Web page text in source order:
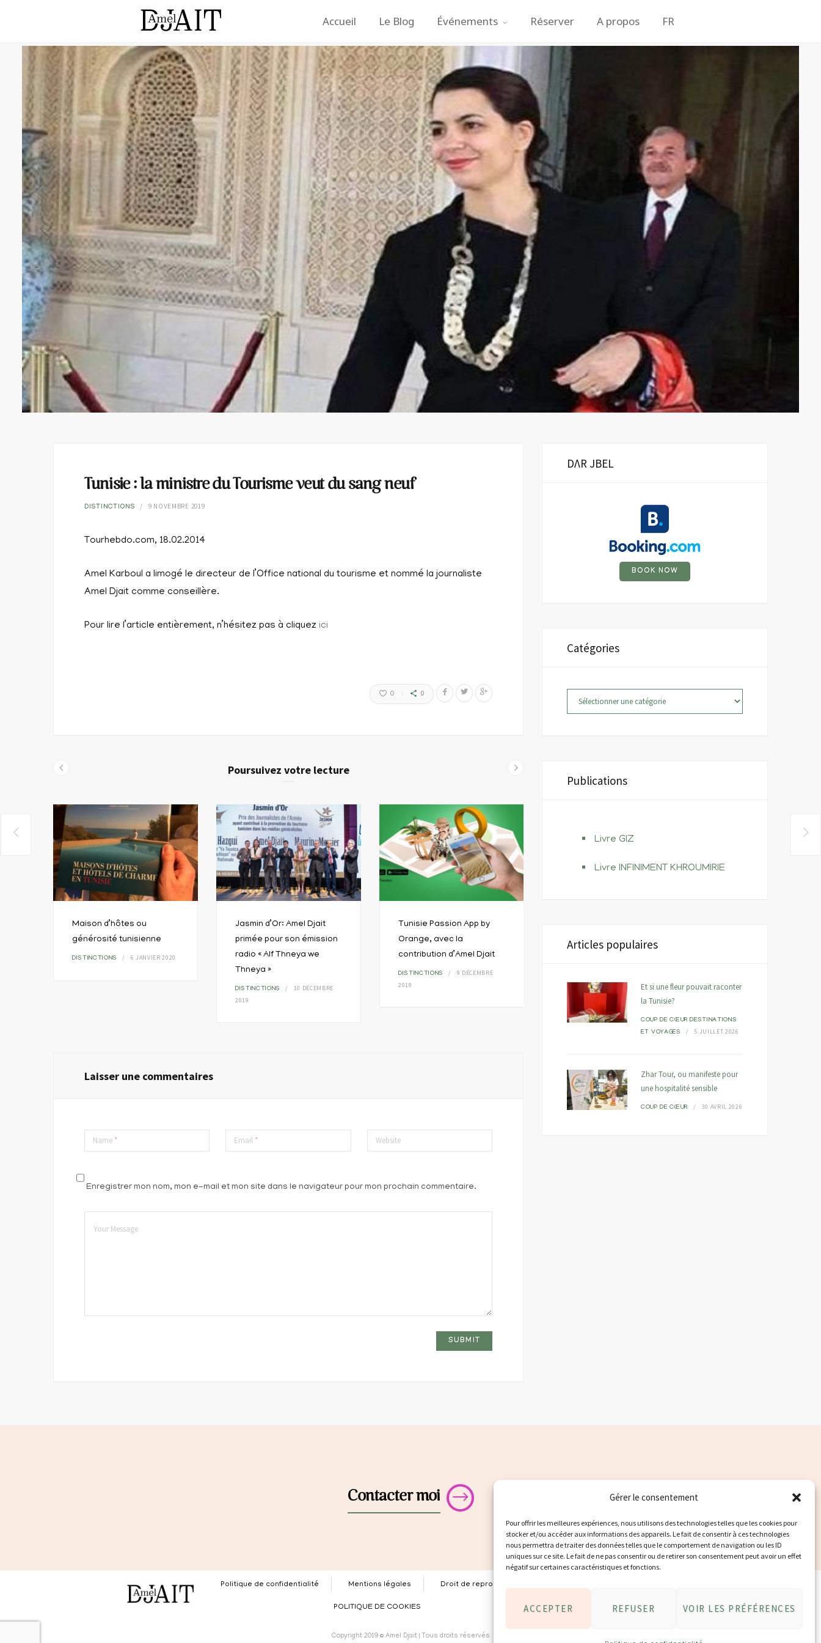
Gérer le consentement
Pour offrir les meilleures expériences, nous utilisons des technologies telles que les cookies pour
stocker et/ou accéder aux informations des appareils. Le fait de consentir à ces technologies
nous permettra de traiter des données telles que le comportement de navigation ou les ID
uniques sur ce site. Le fait de ne pas consentir ou de retirer son consentement peut avoir un effet
négatif sur certaines caractéristiques et fonctions.
ACCEPTER REFUSER VOIR LES PRÉFÉRENCES
Accueil Le Blog Événements Réserver A propos FR
Tunisie : la ministre du Tourisme veut du sang neuf
DISTINCTIONS 9 NOVEMBRE 2019
Tourhebdo.com, 18.02.2014
Amel Karboul a limogé le directeur de l’Office national du tourisme et nommé la journaliste
Amel Djait comme conseillère.
Pour lire l’article entièrement, n’hésitez pas à cliquez ici
0 0
Poursuivez votre lecture
Maison d’hôtes ou
générosité tunisienne
DISTINCTIONS 6 JANVIER 2020
Jasmin d’Or: Amel Djait
primée pour son émission
radio « Alf Thneya we
Thneya »
DISTINCTIONS
10 DÉCEMBRE
2019
Tunisie Passion App by
Orange, avec la
contribution d’Amel Djait
DISTINCTIONS
9 DÉCEMBRE
2019
Tunisie participera au
DISTINCTIONS
9 DÉCEMBRE
DISTINCTIONS
Laisser une commentaires
Name * Email * Website
Enregistrer mon nom, mon e-mail et mon site dans le navigateur pour mon prochain commentaire.
DΛR JBEL
BOOK NOW
Catégories
Catégories
Publications
Livre GIZ
Livre INFINIMENT KHROUMIRIE
Articles populaires
Et si une fleur pouvait raconter
la Tunisie?
COUP DE CŒUR DESTINATIONS
ET VOYAGES
5 JUILLET 2026
Zhar Tour, ou manifeste pour
une hospitalité sensible
COUP DE CŒUR 30 AVRIL 2026
Contacter moi
Politique de confidentialité Mentions légales Droit de reproduction
POLITIQUE DE COOKIES
Copyright 2019 © Amel Djait | Tous droits réservés